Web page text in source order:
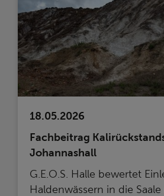
18.05.2026
Fachbeitrag
Johannashall
G.E.O.S. Halle bewertet
Haldenwässern in die Saale